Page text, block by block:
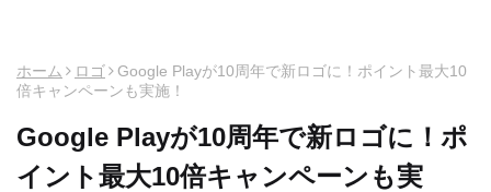
ホーム ロゴ
Google Playが10周年で新ロゴに！ポイント最大10
倍キャンペーンも実施！
Google Playが10周年で新ロゴに！ポ
イント最大10倍キャンペーンも実